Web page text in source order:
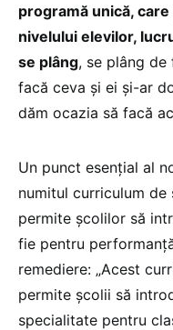
programă unică,
nivelului elevilor,
se plâng, se plâng
facă ceva și ei și-ar
dăm ocazia să facă
Un punct esențial al
numitul curriculum
permite școlilor să
fie pentru
remediere: „Acest
permite școlii să
specialitate pentru